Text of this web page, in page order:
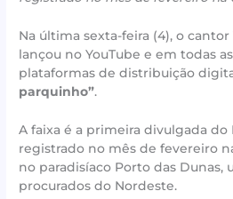
Na última sexta-feira (4), o cantor
lançou no YouTube e em todas
plataformas de distribuição
parquinho”.
A faixa é a primeira divulgada
registrado no mês de fevereiro
no paradisíaco Porto das Dunas,
procurados do Nordeste.